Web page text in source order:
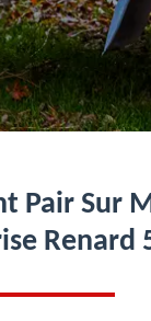
Pair Sur
Renard